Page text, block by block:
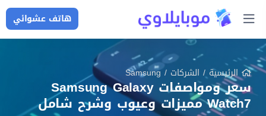
هاتف عشوائي
الرئيسية/ الشركات /
Samsung
سعر ومواصفات Samsung Galaxy
Watch7 مميزات وعيوب وشرح شامل